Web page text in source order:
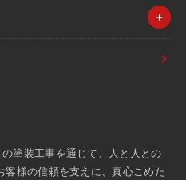
塗装工事を通じて、人と人との
様の信頼を支えに、真心こめた